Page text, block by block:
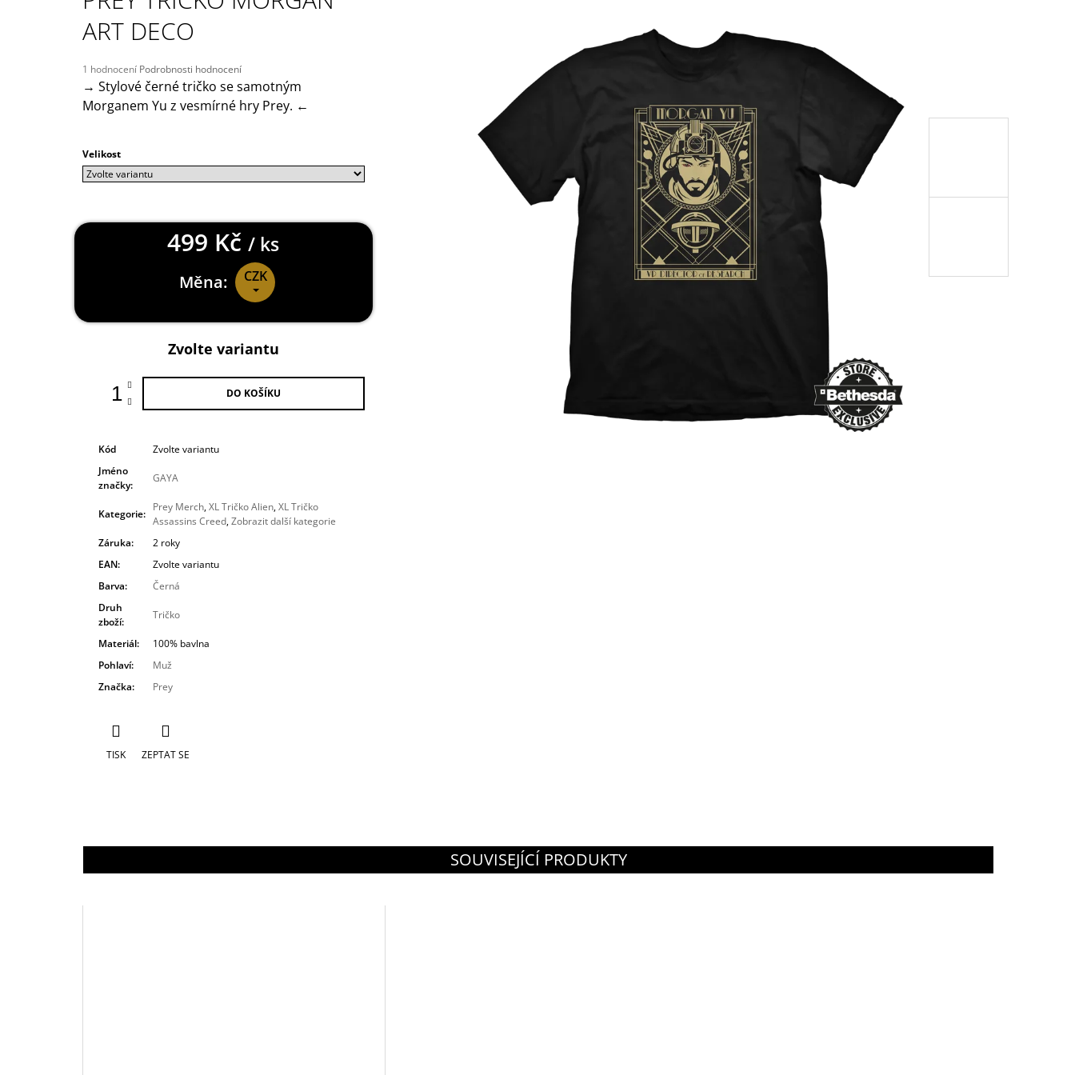
ART DECO
Průměrné
hodnocení
produktu
je
5
hvězdiček.
1 hodnocení Podrobnosti hodnocení
→ Stylové černé tričko se samotným
Morganem Yu z vesmírné hry Prey. ←
Velikost
499 Kč/ ks
Měna: CZK
Měrná
Zvolte variantu
DO KOŠÍKU
Kód
Zvolte variantu
Jméno
značky:
GAYA
Kategorie:
Prey Merch,XL Tričko Alien,XL Tričko
Assassins Creed,Zobrazit další kategorie
Záruka:
2 roky
EAN:
Zvolte variantu
Barva:
Černá
Druh
zboží:
Tričko
Materiál:
100% bavlna
Pohlaví:
Muž
Značka: Prey
TISK ZEPTAT SE
SOUVISEJÍCÍ PRODUKTY
149 Kč